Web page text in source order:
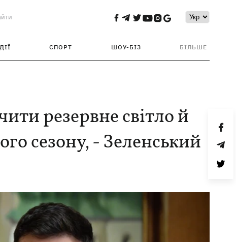
СПОРТ ШОУ-БІЗ БІЛЬШЕ
резервне світло й
сезону, - Зеленський